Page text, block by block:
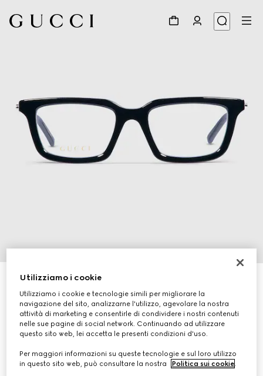
Occhiale rettangolare
CHF 400
Variantenero
Utilizziamo i cookie
Utilizziamo i cookie e tecnologie simili per migliorare la
navigazione del sito, analizzarne l'utilizzo, agevolare la nostra
attività di marketing e consentirle di condividere i nostri contenuti
nelle sue pagine di social network. Continuando ad utilizzare
questo sito web, lei accetta le presenti condizioni d'uso.
Per maggiori informazioni su queste tecnologie e sul loro utilizzo
in questo sito web, può consultare la nostra
Politica sui cookie.